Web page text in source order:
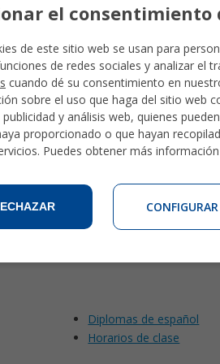
o por la tarde. Esto depende del
el Jefe de Estudios el primer día de
grupo que se alternarán cada dos
Diplomas de español
Horarios de clase
el consentimiento
de este sitio web se usan para
de redes sociales y analizar el
cuando dé su consentimiento en
sobre el uso que haga del sitio web
publicidad y análisis web, quienes
proporcionado o que hayan
Puedes obtener más
CONFIGURAR